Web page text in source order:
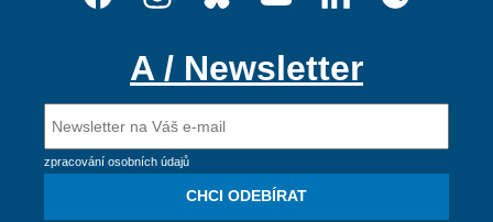
A / Newsletter
zpracování osobních údajů
CHCI ODEBÍRAT